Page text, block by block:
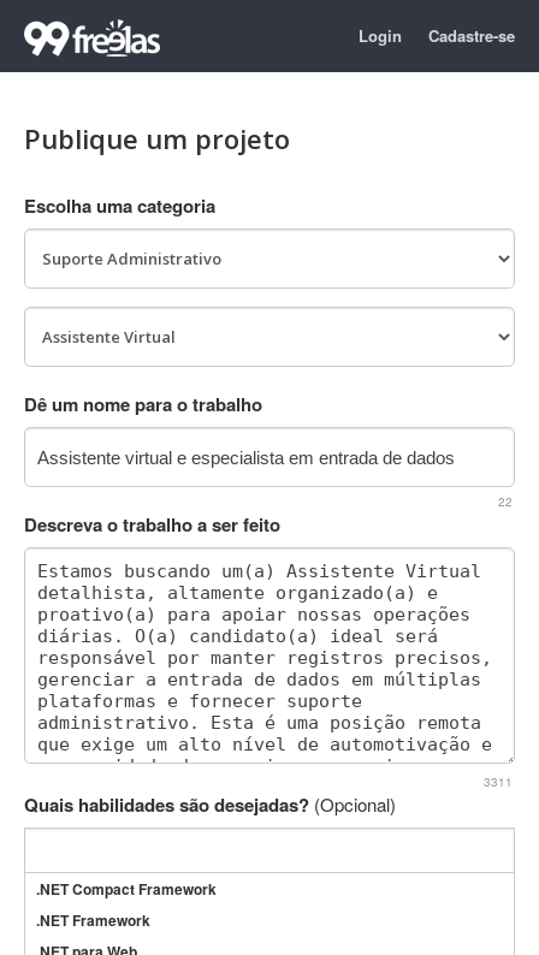
Login Cadastre-se
Publique um projeto
Escolha uma categoria
Dê um nome para o trabalho
22
Descreva o trabalho a ser feito
3311
Quais habilidades são desejadas? (Opcional)
.NET Compact Framework
.NET Framework